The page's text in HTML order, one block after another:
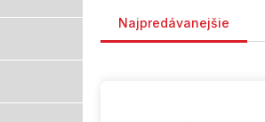
Najpredávanejšie